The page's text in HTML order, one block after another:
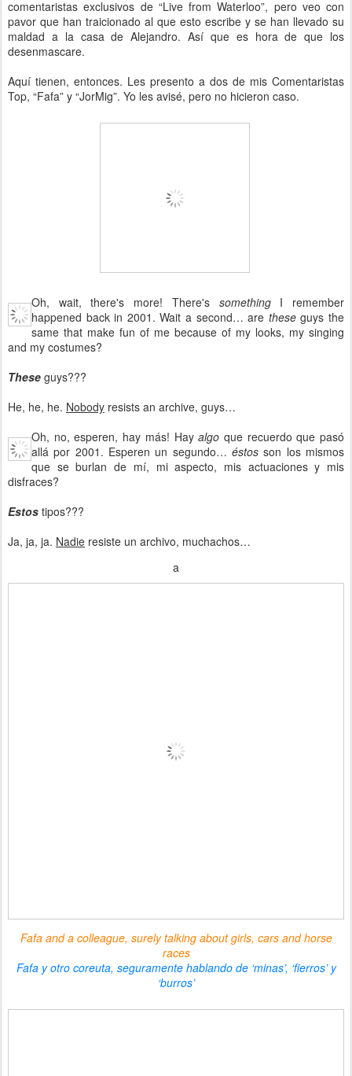
comentaristas exclusivos de “Live from Waterloo”, pero veo con
pavor que han traicionado al que esto escribe y se han llevado su
maldad a la casa de Alejandro. Así que es hora de que los
desenmascare.
Aquí tienen, entonces. Les presento a dos de mis Comentaristas
Top, “Fafa” y “JorMig”. Yo les avisé, pero no hicieron caso.
Oh, wait, there's more! There's somethingI remember
happened back in 2001. Wait a second… are theseguys the
same that make fun of me because of my looks, my singing
and my costumes?
These guys???
He, he, he. Nobody resists an archive, guys…
Oh, no, esperen, hay más! Hayalgo que recuerdo que pasó
allá por 2001. Esperen un segundo… éstosson los mismos
que se burlan de mí, mi aspecto, mis actuaciones y mis
disfraces?
Estos tipos???
Ja, ja, ja. Nadie resiste un archivo, muchachos…
a
Fafa and a colleague, surely talking about girls, cars and horse
races
Fafa y otro coreuta, seguramente hablando de ‘minas’, ‘fierros’ y
‘burros’